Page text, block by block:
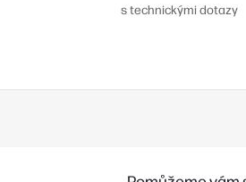
s technickými dotazy